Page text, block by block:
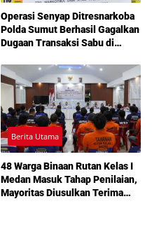
Operasi Senyap Ditresnarkoba
Polda Sumut Berhasil Gagalkan
Dugaan Transaksi Sabu di
Berita Utama
48 Warga Binaan Rutan Kelas I
Medan Masuk Tahap Penilaian,
Mayoritas Diusulkan Terima